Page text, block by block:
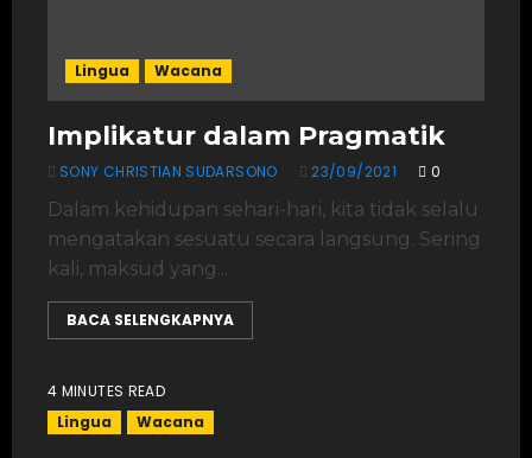
Lingua Wacana
Implikatur dalam Pragmatik
SONY CHRISTIAN SUDARSONO 23/09/2021 0
Dalam kehidupan sehari-hari, kita tidak selalu
mengatakan sesuatu secara langsung. Sering
kali, maksud yang...
BACA SELENGKAPNYA
4 MINUTES READ
Lingua
Wacana